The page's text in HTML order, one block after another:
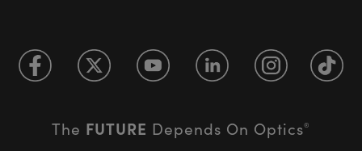
The FUTURE Depends On Optics®